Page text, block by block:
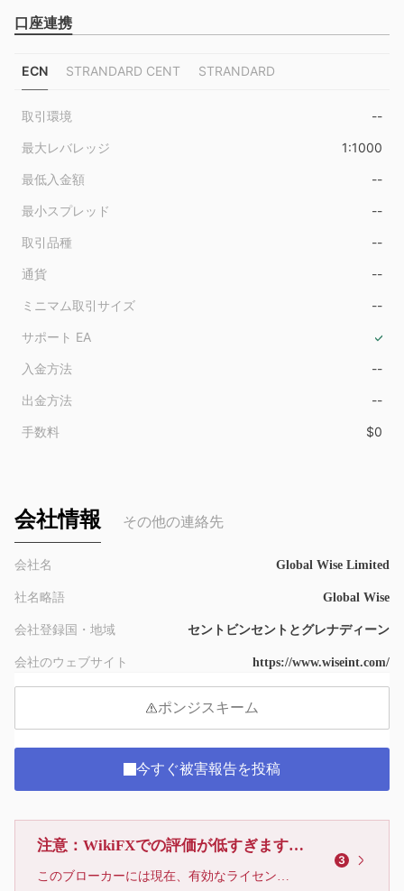
7
8
7
8
口座連携
ECN STRANDARD CENT STRANDARD
取引環境 --
最大レバレッジ 1:1000
最低入金額 --
最小スプレッド --
取引品種 --
通貨 --
ミニマム取引サイズ --
サポート EA
入金方法 --
出金方法 --
手数料 $0
会社情報 その他の連絡先
会社名 Global Wise Limited
社名略語 Global Wise
会社登録国・地域 セントビンセントとグレナディーン
会社のウェブサイト https://www.wiseint.com/
ポンジスキーム
今すぐ被害報告を投稿
注意：WikiFXでの評価が低すぎます、利用しないでください
このブローカーには現在、有効なライセンスが確認されていません。リスクにご注意下さい！
3